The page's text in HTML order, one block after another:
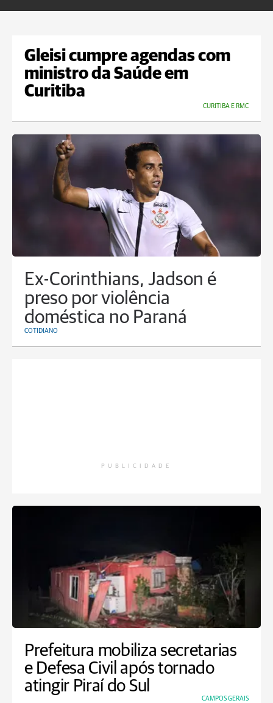
Gleisi cumpre agendas com
ministro da Saúde em
Curitiba
CURITIBA E RMC
Ex-Corinthians, Jadson é
preso por violência
doméstica no Paraná
COTIDIANO
PUBLICIDADE
Prefeitura mobiliza secretarias
e Defesa Civil após tornado
atingir Piraí do Sul
CAMPOS GERAIS